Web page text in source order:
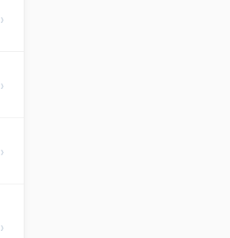
›
›
›
›